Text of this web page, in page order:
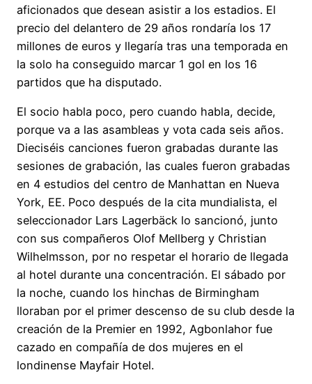
aficionados que desean asistir a los estadios. El
precio del delantero de 29 años rondaría los 17
millones de euros y llegaría tras una temporada en
la solo ha conseguido marcar 1 gol en los 16
partidos que ha disputado.
El socio habla poco, pero cuando habla, decide,
porque va a las asambleas y vota cada seis años.
Dieciséis canciones fueron grabadas durante las
sesiones de grabación, las cuales fueron grabadas
en 4 estudios del centro de Manhattan en Nueva
York, EE. Poco después de la cita mundialista, el
seleccionador Lars Lagerbäck lo sancionó, junto
con sus compañeros Olof Mellberg y Christian
Wilhelmsson, por no respetar el horario de llegada
al hotel durante una concentración. El sábado por
la noche, cuando los hinchas de Birmingham
lloraban por el primer descenso de su club desde la
creación de la Premier en 1992, Agbonlahor fue
cazado en compañía de dos mujeres en el
londinense Mayfair Hotel.